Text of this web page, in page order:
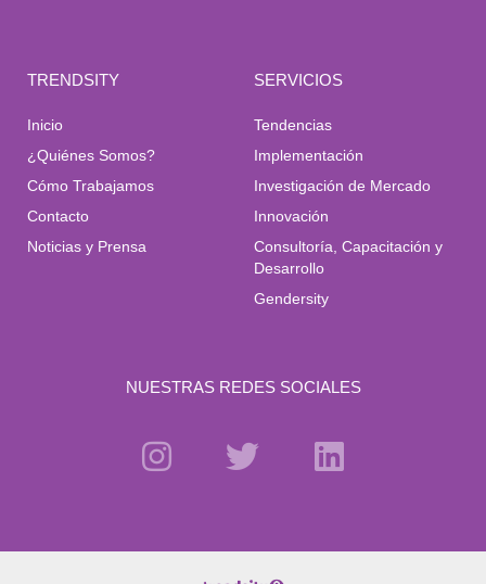
TRENDSITY
Inicio
¿Quiénes Somos?
Cómo Trabajamos
Contacto
Noticias y Prensa
SERVICIOS
Tendencias
Implementación
Investigación de Mercado
Innovación
Consultoría, Capacitación y
Desarrollo
Gendersity
NUESTRAS REDES SOCIALES